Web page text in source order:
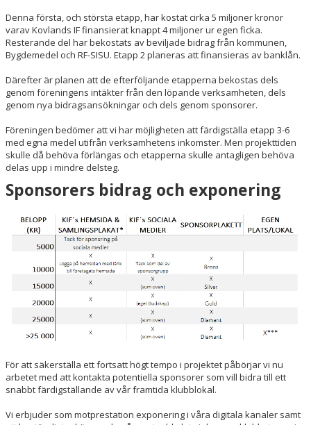
Denna första, och största etapp, har kostat cirka 5 miljoner kronor
varav Kovlands IF finansierat knappt 4 miljoner ur egen ficka.
Resterande del har bekostats av beviljade bidrag från kommunen,
Bygdemedel och RF-SISU. Etapp 2 planeras att finansieras av banklån.
Därefter är planen att de efterföljande etapperna bekostas dels
genom föreningens intäkter från den löpande verksamheten, dels
genom nya bidragsansökningar och dels genom sponsorer.
Föreningen bedömer att vi har möjligheten att färdigställa etapp 3-6
med egna medel utifrån verksamhetens inkomster. Men projekttiden
skulle då behöva förlängas och etapperna skulle antagligen behöva
delas upp i mindre delsteg.
Sponsorers bidrag och exponering
För att säkerställa ett fortsatt högt tempo i projektet påbörjar vi nu
arbetet med att kontakta potentiella sponsorer som vill bidra till ett
snabbt färdigställande av vår framtida klubblokal.
Vi erbjuder som motprestation exponering i våra digitala kanaler samt